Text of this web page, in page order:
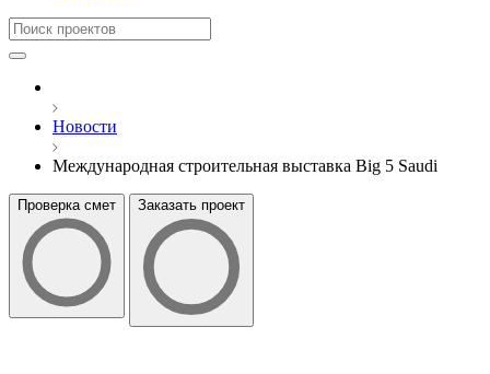
Новости
Международная строительная выставка Big 5 Saudi
Проверка смет Заказать проект